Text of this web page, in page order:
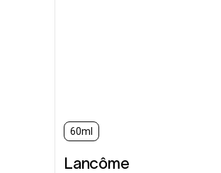
60ml
Lancôme